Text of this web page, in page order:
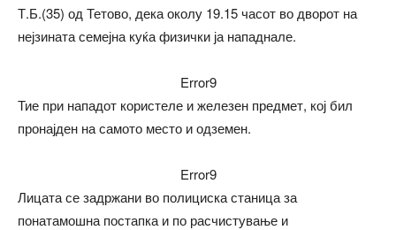
Т.Б.(35) од Тетово, дека околу 19.15 часот во дворот на
нејзината семејна куќа физички ја нападнале.
Error9
Тие при нападот користеле и железен предмет, кој бил
пронајден на самото место и одземен.
Error9
Лицата се задржани во полициска станица за
понатамошна постапка и по расчистување и